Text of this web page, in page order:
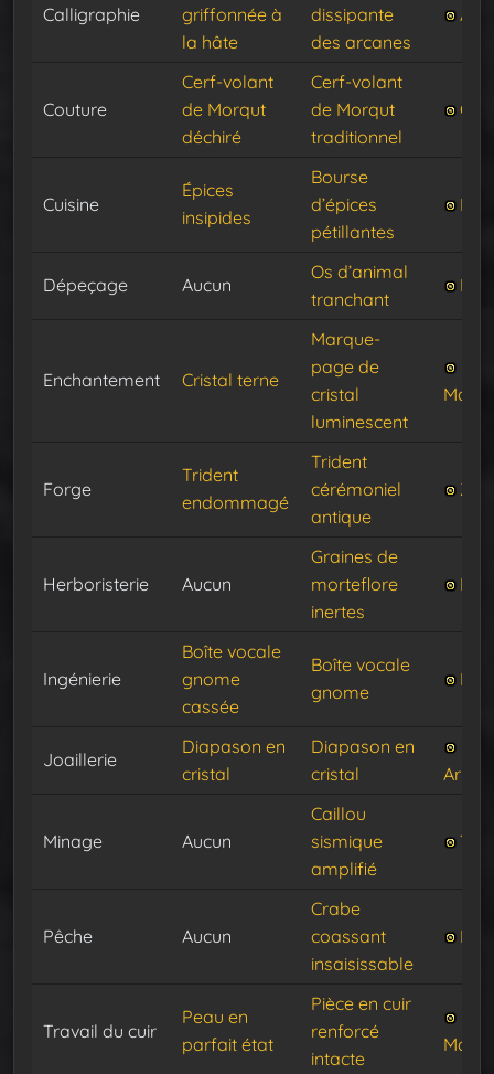
Calligraphie
griffonnée à
la hâte
dissipante
des arcanes
Couture
Cerf-volant
de Morqut
déchiré
Cerf-volant
de Morqut
traditionnel
Cuisine
Épices
insipides
Bourse
d’épices
pétillantes
Dépeçage Aucun
Os d’animal
tranchant
Enchantement Cristal terne
Marque-
page de
cristal
luminescent
Forge
Trident
endommagé
Trident
cérémoniel
antique
Herboristerie Aucun
Graines de
morteflore
inertes
Ingénierie
Boîte vocale
gnome
cassée
Boîte vocale
gnome
Joaillerie
Diapason en
cristal
Diapason en
cristal
Minage Aucun
Caillou
sismique
amplifié
Pêche Aucun
Crabe
coassant
insaisissable
Travail du cuir
Peau en
parfait état
Pièce en cuir
renforcé
intacte